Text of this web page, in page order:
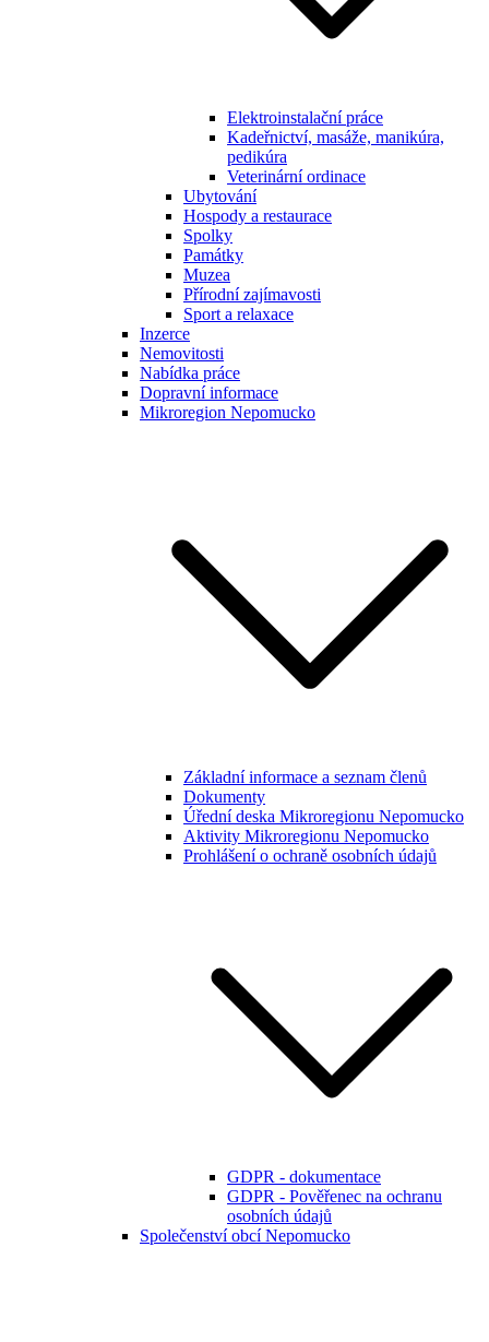
Elektroinstalační práce
Kadeřnictví, masáže, manikúra,
pedikúra
Veterinární ordinace
Ubytování
Hospody a restaurace
Spolky
Památky
Muzea
Přírodní zajímavosti
Sport a relaxace
Inzerce
Nemovitosti
Nabídka práce
Dopravní informace
Mikroregion Nepomucko
Základní informace a seznam členů
Dokumenty
Úřední deska Mikroregionu Nepomucko
Aktivity Mikroregionu Nepomucko
Prohlášení o ochraně osobních údajů
GDPR - dokumentace
GDPR - Pověřenec na ochranu
osobních údajů
Společenství obcí Nepomucko